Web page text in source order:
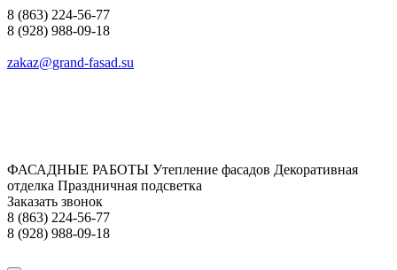
8 (863) 224-56-77
8 (928) 988-09-18
zakaz@grand-fasad.su
ФАСАДНЫЕ РАБОТЫ Утепление фасадов Декоративная
отделка Праздничная подсветка
Заказать звонок
8 (863) 224-56-77
8 (928) 988-09-18